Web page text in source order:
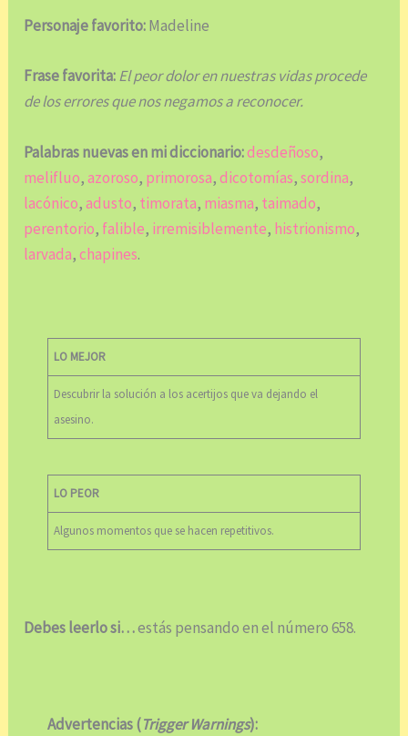
Personaje favorito:Madeline
Frase favorita:El peor dolor en nuestras vidas procede
de los errores que nos negamos a reconocer.
Palabras nuevas en mi diccionario:desdeñoso,
melifluo,azoroso, primorosa,dicotomías,sordina,
lacónico,adusto, timorata, miasma, taimado,
perentorio, falible, irremisiblemente, histrionismo,
larvada,chapines.
LO MEJOR
Descubrir la solución a los acertijos que va dejando el
asesino.
LO PEOR
Algunos momentos que se hacen repetitivos.
Debes leerlo si…estás pensando en el número 658.
Advertencias (Trigger Warnings):